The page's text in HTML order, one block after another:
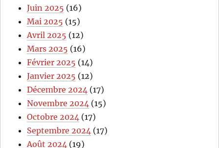
Juin 2025 (16)
Mai 2025 (15)
Avril 2025 (12)
Mars 2025 (16)
Février 2025 (14)
Janvier 2025 (12)
Décembre 2024 (17)
Novembre 2024 (15)
Octobre 2024 (17)
Septembre 2024 (17)
Août 2024 (19)